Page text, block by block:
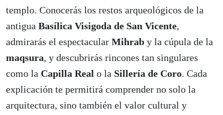
templo. Conocerás los restos arqueológicos de la
antigua Basílica Visigoda de San Vicente,
admirarás el espectacular Mihrab y la cúpula de la
maqsura, y descubrirás rincones tan singulares
como la Capilla Real o la Sillería de Coro. Cada
explicación te permitirá comprender no solo la
arquitectura, sino también el valor cultural y